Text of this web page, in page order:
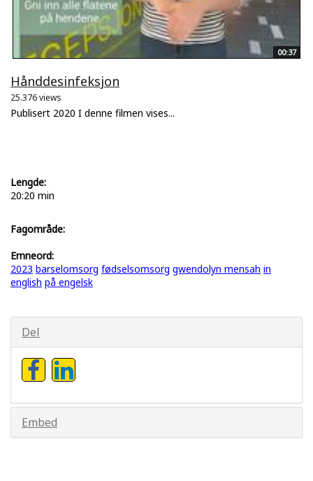
00:37
Hånddesinfeksjon
25.376 views
Publisert 2020 I denne filmen vises...
Lengde:
20:20 min
Fagområde:
Emneord:
2023 barselomsorg fødselsomsorg gwendolyn mensah in
english på engelsk
Del
Embed